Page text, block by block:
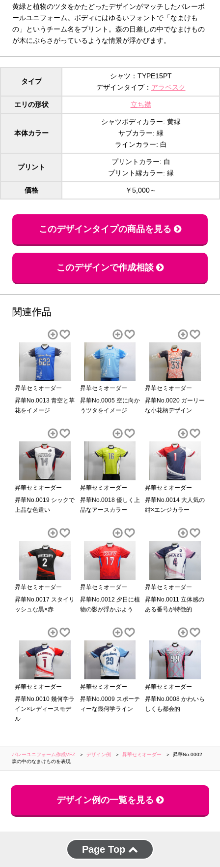
黄緑と植物のツタをかたどったデザインがマッチしたバレーボ
ールユニフォーム。ボディにはゆるいフォントで「なまけも
の」というチーム名をプリント。森の日差しの中でなまけもの
が木にぶらさがっているような情景が浮かびます。
タイプ
シャツ：TYPE15PT
デザインタイプ： アラベスク
エリの形状 立ち襟
本体カラー
シャツボディカラー: 黄緑
サブカラー: 緑
ラインカラー: 白
プリント
プリントカラー: 白
プリント縁カラー: 緑
価格 ￥5,000～
このデザインタイプの商品を見る
このデザインで作成相談
関連作品
昇華セミオーダー
昇華No.0013 青空と草
花をイメージ
昇華セミオーダー
昇華No.0005 空に向か
うツタをイメージ
昇華セミオーダー
昇華No.0020 ガーリー
な小花柄デザイン
昇華セミオーダー
昇華No.0019 シックで
上品な色遣い
昇華セミオーダー
昇華No.0018 優しく上
品なアースカラー
昇華セミオーダー
昇華No.0014 大人気の
紺×エンジカラー
昇華セミオーダー
昇華No.0017 スタイリ
ッシュな黒×赤
昇華セミオーダー
昇華No.0012 夕日に植
物の影が浮かぶよう
昇華セミオーダー
昇華No.0011 立体感の
ある番号が特徴的
昇華セミオーダー
昇華No.0010 幾何学ラ
イン×レディースモデ
ル
昇華セミオーダー
昇華No.0009 スポーテ
ィーな幾何学ライン
昇華セミオーダー
昇華No.0008 かわいら
しくも都会的
バレーユニフォーム作成VFZ デザイン例 昇華セミオーダー
昇華No.0002
森の中のなまけものを表現
デザイン例の一覧を見る
Page Top